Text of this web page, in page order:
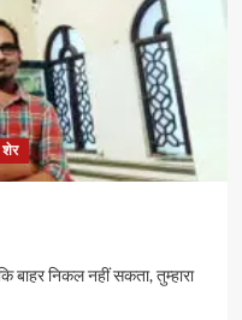
शेर
निकल नहीं सकता, तुम्हारा